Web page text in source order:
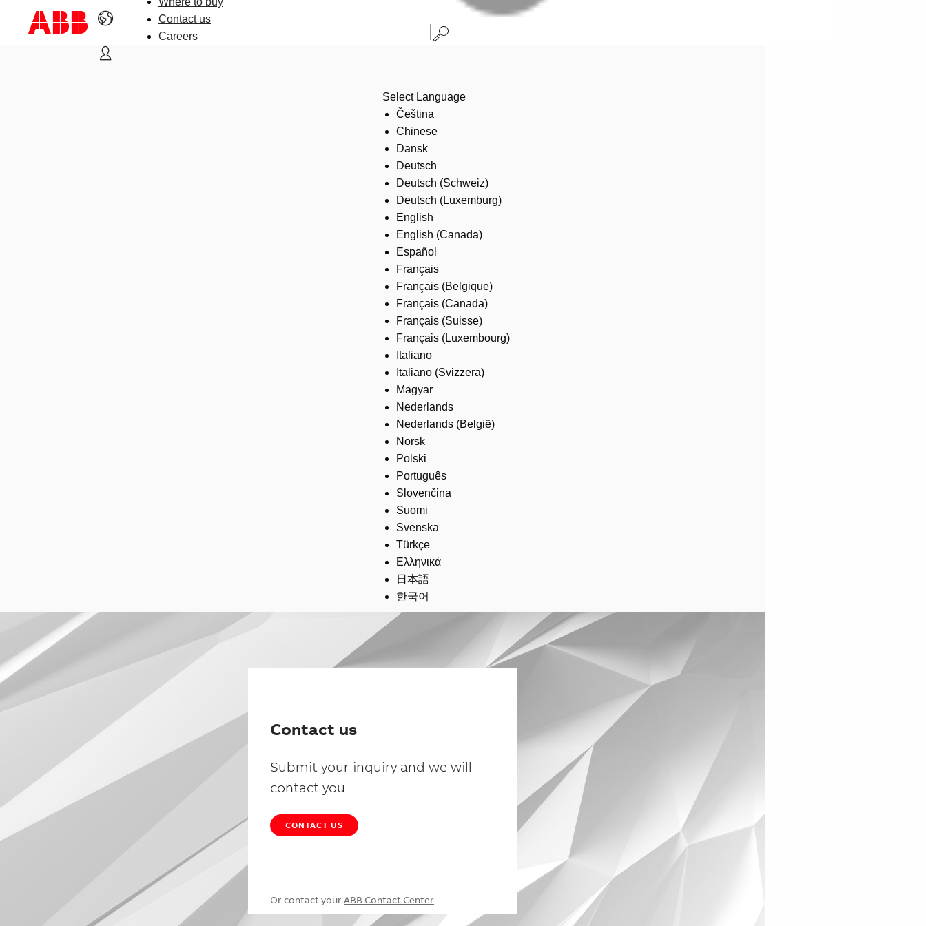
Contact us
Careers
Select Language
Čeština
Chinese
Dansk
Deutsch
Deutsch (Schweiz)
Deutsch (Luxemburg)
English
English (Canada)
Español
Français
Français (Belgique)
Français (Canada)
Français (Suisse)
Français (Luxembourg)
Italiano
Italiano (Svizzera)
Magyar
Nederlands
Nederlands (België)
Norsk
Polski
Português
Slovenčina
Suomi
Svenska
Türkçe
Ελληνικά
日本語
한국어
Contact us
Submit your inquiry and we will
contact you
CONTACT US
Or contact your ABB Contact Center